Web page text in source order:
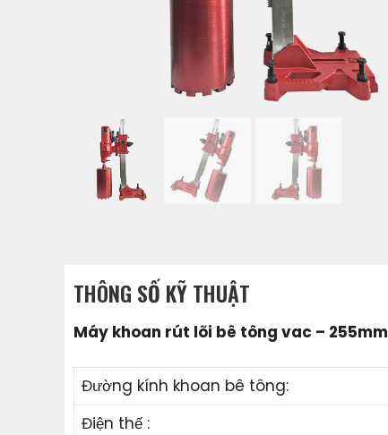
THÔNG SỐ KỸ THUẬT
Máy khoan rút lõi bê tông vac – 255mm
Đường kính khoan bê tông:
Điện thế :